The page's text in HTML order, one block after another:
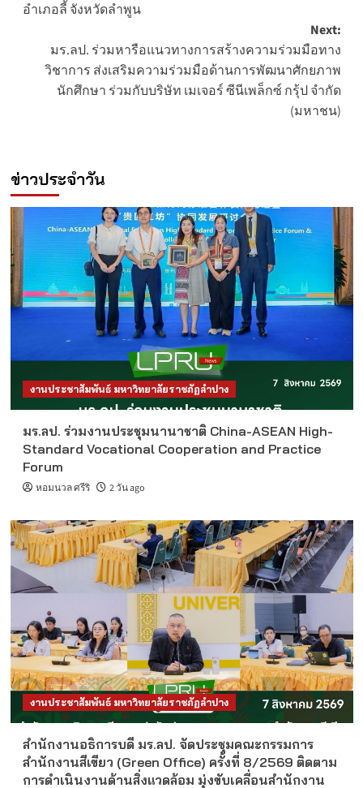
อำเภอลี้ จังหวัดลำพูน
Next:
มร.ลป. ร่วมหารือแนวทางการสร้างความร่วมมือทาง
วิชาการ ส่งเสริมความร่วมมือด้านการพัฒนาศักยภาพ
นักศึกษา ร่วมกับบริษัท เมเจอร์ ซีนีเพล็กซ์ กรุ้ป จำกัด
(มหาชน)
ข่าวประจำวัน
งานประชาสัมพันธ์ มหาวิทยาลัยราชภัฏลำปาง
มร.ลป. ร่วมงานประชุมนานาชาติ China-ASEAN High-
Standard Vocational Cooperation and Practice
Forum
หอมนวล ศรีริ 2 วัน ago
งานประชาสัมพันธ์ มหาวิทยาลัยราชภัฏลำปาง
สำนักงานอธิการบดี มร.ลป. จัดประชุมคณะกรรมการ
สำนักงานสีเขียว (Green Office) ครั้งที่ 8/2569 ติดตาม
การดำเนินงานด้านสิ่งแวดล้อม มุ่งขับเคลื่อนสำนักงาน